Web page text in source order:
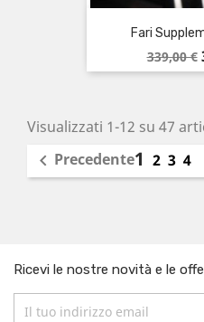
Fari
Prezzo
base
339,00 €
Visualizzati 1-12 su 47
 Precedente1 2 3 4
Ricevi le nostre novità e le